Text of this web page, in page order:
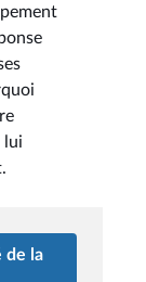
lui
de la